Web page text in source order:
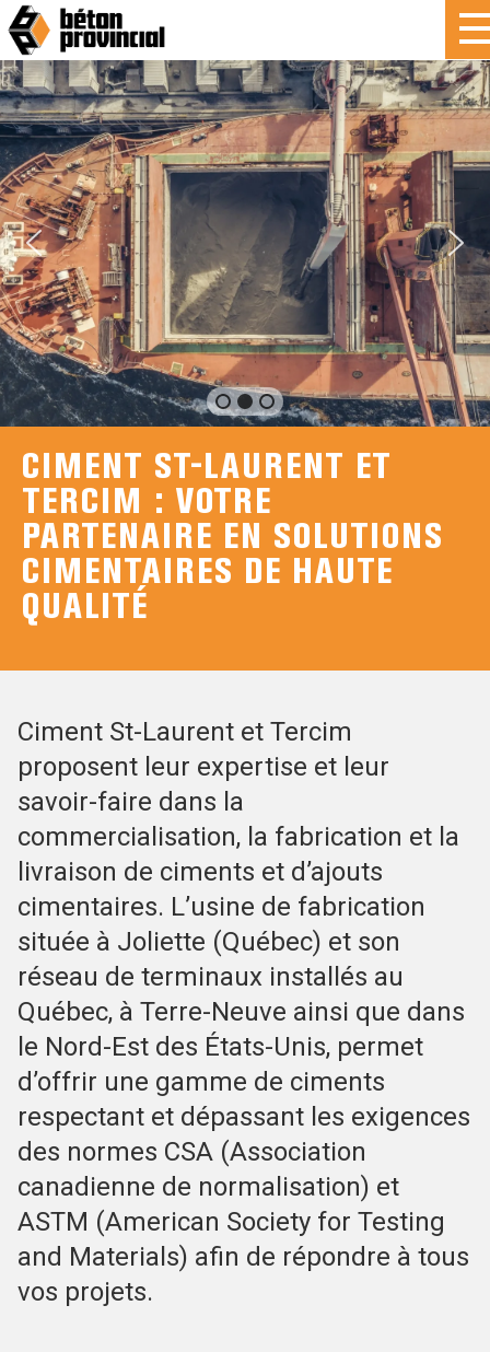
CIMENT ST-LAURENT ET
TERCIM­ : VOTRE
PARTENAIRE EN SOLUTIONS
CIMENTAIRES DE HAUTE
QUALITÉ
Ciment St-Laurent et Tercim
proposent leur expertise et leur
savoir-faire dans la
commercialisation, la fabrication et la
livraison de ciments et d’ajouts
cimentaires. L’usine de fabrication
située à Joliette (Québec) et son
réseau de terminaux installés au
Québec, à Terre-Neuve ainsi que dans
le Nord-Est des États-Unis, permet
d’offrir une gamme de ciments
respectant et dépassant les exigences
des normes CSA (Association
canadienne de normalisation) et
ASTM (American Society for Testing
and Materials) afin de répondre à tous
vos projets.